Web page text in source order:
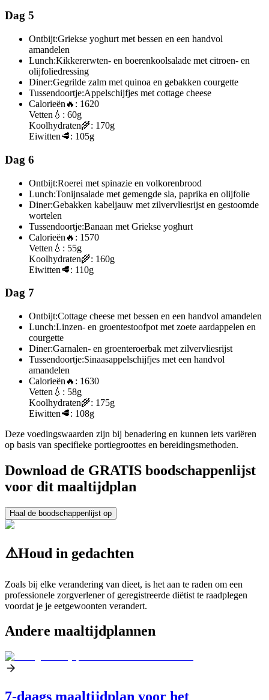
Dag 5
Ontbijt:Griekse yoghurt met bessen en een handvol
amandelen
Lunch:Kikkererwten- en boerenkoolsalade met citroen- en
olijfoliedressing
Diner:Gegrilde zalm met quinoa en gebakken courgette
Tussendoortje:Appelschijfjes met cottage cheese
Calorieën 🔥: 1620
Vetten 💧: 60g
Koolhydraten🌾: 170g
Eiwitten🥩: 105g
Dag 6
Ontbijt:Roerei met spinazie en volkorenbrood
Lunch:Tonijnsalade met gemengde sla, paprika en olijfolie
Diner:Gebakken kabeljauw met zilvervliesrijst en gestoomde
wortelen
Tussendoortje:Banaan met Griekse yoghurt
Calorieën 🔥: 1570
Vetten 💧: 55g
Koolhydraten🌾: 160g
Eiwitten🥩: 110g
Dag 7
Ontbijt:Cottage cheese met bessen en een handvol amandelen
Lunch:Linzen- en groentestoofpot met zoete aardappelen en
courgette
Diner:Garnalen- en groenteroerbak met zilvervliesrijst
Tussendoortje:Sinaasappelschijfjes met een handvol
amandelen
Calorieën 🔥: 1630
Vetten 💧: 58g
Koolhydraten🌾: 175g
Eiwitten🥩: 108g
Deze voedingswaarden zijn bij benadering en kunnen iets variëren
op basis van specifieke portiegroottes en bereidingsmethoden.
Download de GRATIS boodschappenlijst
voor dit maaltijdplan
Haal de boodschappenlijst op
⚠️Houd in gedachten
Zoals bij elke verandering van dieet, is het aan te raden om een
professionele zorgverlener of geregistreerde diëtist te raadplegen
voordat je je eetgewoonten verandert.
Andere maaltijdplannen
7-daags maaltijdplan voor het